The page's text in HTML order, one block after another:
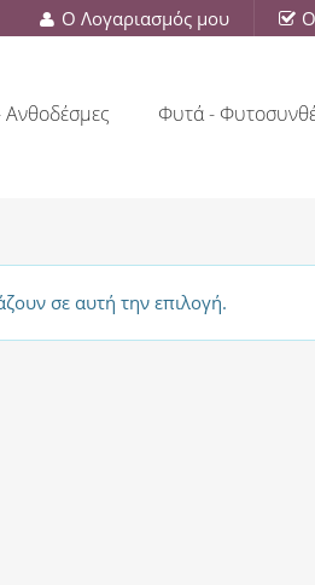
Ο Λογαριασμός μου
Φυτά -
σε αυτή την επιλογή.